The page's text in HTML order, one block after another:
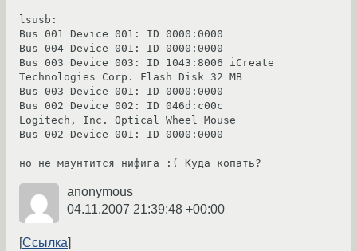
lsusb:
Bus 001 Device 001: ID 0000:0000
Bus 004 Device 001: ID 0000:0000
Bus 003 Device 003: ID 1043:8006 iCreate
Technologies Corp. Flash Disk 32 MB
Bus 003 Device 001: ID 0000:0000
Bus 002 Device 002: ID 046d:c00c
Logitech, Inc. Optical Wheel Mouse
Bus 002 Device 001: ID 0000:0000
но не маунтится нифига :( Куда копать?
anonymous
04.11.2007 21:39:48 +00:00
Ссылка